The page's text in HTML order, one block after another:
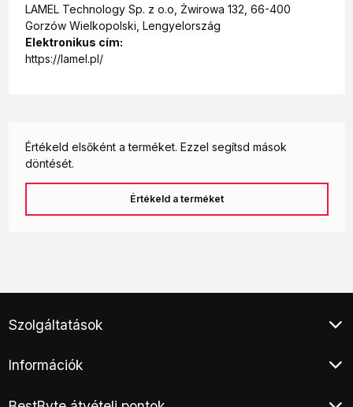
LAMEL Technology Sp. z o.o, Żwirowa 132, 66-400
Gorzów Wielkopolski, Lengyelország
Elektronikus cím:
https://lamel.pl/
Értékeld elsőként a terméket. Ezzel segítsd mások
döntését.
Értékeld a terméket
Szolgáltatások
Klíma értékesítés
Áruhitel
Információk